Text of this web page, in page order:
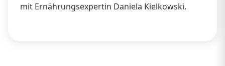
mit Ernährungsexpertin Daniela Kielkowski.